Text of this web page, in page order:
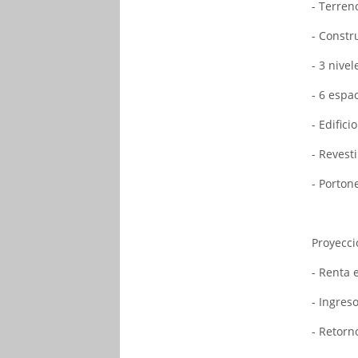
-
-
- 3
- 6
-
-
-
- Renta
-
-